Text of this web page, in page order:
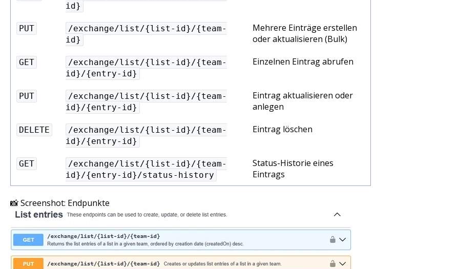
id}
PUT
/exchange/list/{list-id}/{team-
id}
Mehrere Einträge erstellen
oder aktualisieren (Bulk)
GET
/exchange/list/{list-id}/{team-
id}/{entry-id}
Einzelnen Eintrag abrufen
PUT
/exchange/list/{list-id}/{team-
id}/{entry-id}
Eintrag aktualisieren oder
anlegen
DELETE
/exchange/list/{list-id}/{team-
id}/{entry-id}
Eintrag löschen
GET
/exchange/list/{list-id}/{team-
id}/{entry-id}/status-history
Status-Historie eines
Eintrags
📸 Screenshot: Endpunkte